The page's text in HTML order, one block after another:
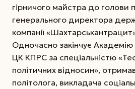
гірничого майстра до голови
генерального директора
компанії
Одночасно закінчує Академію
ЦК КПРС за спеціальністю
політичних відносин»,
політолога, викладача